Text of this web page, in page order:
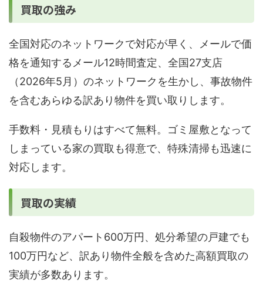
買取の強み
全国対応のネットワークで対応が早く、メールで価
格を通知するメール12時間査定、全国27支店
（2026年5月）のネットワークを生かし、事故物件
を含むあらゆる訳あり物件を買い取りします。
手数料・見積もりはすべて無料。ゴミ屋敷となって
しまっている家の買取も得意で、特殊清掃も迅速に
対応します。
買取の実績
自殺物件のアパート600万円、処分希望の戸建でも
100万円など、訳あり物件全般を含めた高額買取の
実績が多数あります。